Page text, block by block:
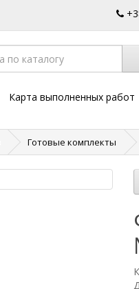
Карта выполненных работ
Готовые комплекты